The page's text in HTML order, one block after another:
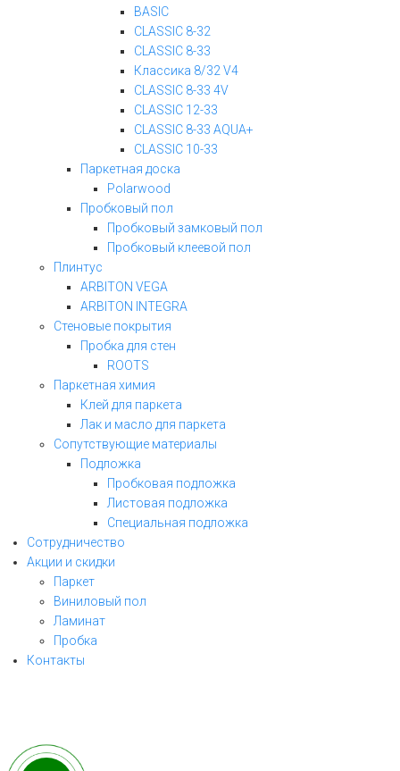
BASIC
CLASSIC 8-32
CLASSIC 8-33
Классика 8/32 V4
CLASSIC 8-33 4V
CLASSIC 12-33
CLASSIC 8-33 AQUA+
CLASSIC 10-33
Паркетная доска
Polarwood
Пробковый пол
Пробковый замковый пол
Пробковый клеевой пол
Плинтус
ARBITON VEGA
ARBITON INTEGRA
Стеновые покрытия
Пробка для стен
ROOTS
Паркетная химия
Клей для паркета
Лак и масло для паркета
Сопутствующие материалы
Подложка
Пробковая подложка
Листовая подложка
Специальная подложка
Сотрудничество
Акции и скидки
Паркет
Виниловый пол
Ламинат
Пробка
Контакты
заполните форму и мы свяжемся с Вами